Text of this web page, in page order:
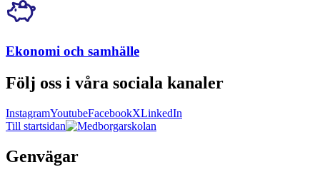
Ekonomi och samhälle
Följ oss i våra sociala kanaler
InstagramYoutubeFacebookXLinkedIn
Till startsidan
Genvägar